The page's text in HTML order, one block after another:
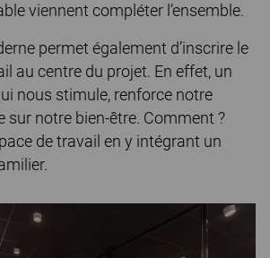
viennent compléter l’ensemble.
permet également d’inscrire le
au centre du projet. En effet, un
nous stimule, renforce notre
sur notre bien-être. Comment ?
de travail en y intégrant un